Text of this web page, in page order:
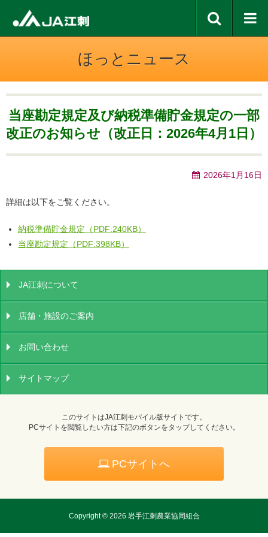
ほっとニュース
当座勘定規定及び納税準備貯金規定の一部
改正のお知らせ（改正日：2026年4月1日）
2026年1月16日
詳細は以下をご覧ください。
納税準備貯金規定（PDF:240KB）
当座勘定規定（PDF:398KB）
JA江刺について
店舗・施設のご案内
お問い合わせ
サイトマップ
このサイトはJA江刺モバイル版サイトです。
PCサイトを閲覧したい方は下記のボタンをタップしてください。
PCサイトへ
Copyright © 2026 岩手江刺農業協同組合